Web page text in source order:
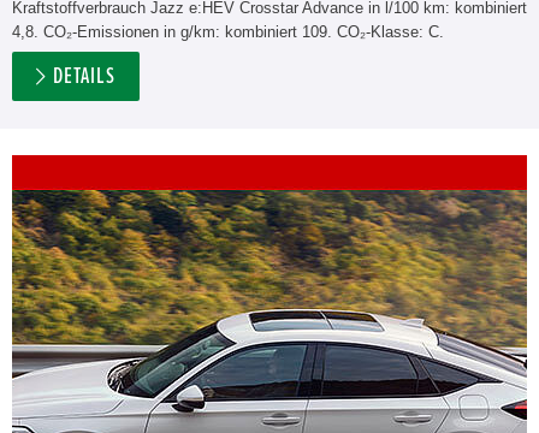
Kraftstoffverbrauch Jazz e:HEV Crosstar Advance in l/100 km: kombiniert
4,8. CO₂-Emissionen in g/km: kombiniert 109. CO₂-Klasse: C.
DETAILS